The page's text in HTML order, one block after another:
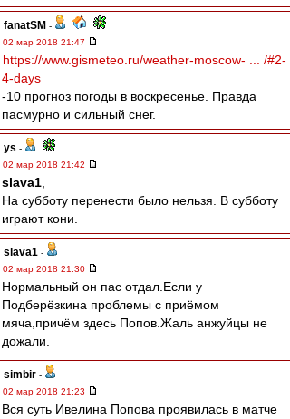
fanatSM -
02 мар 2018 21:47
https://www.gismeteo.ru/weather-moscow- ... /#2-
4-days
-10 прогноз погоды в воскресенье. Правда
пасмурно и сильный снег.
ys -
02 мар 2018 21:42
slava1
На субботу перенести было нельзя. В субботу
играют кони.
slava1 -
02 мар 2018 21:30
Нормальный он пас отдал.Если у
Подберёзкина проблемы с приёмом
мяча,причём здесь Попов.Жаль анжуйцы не
дожали.
simbir -
02 мар 2018 21:23
Вся суть Ивелина Попова проявилась в матче